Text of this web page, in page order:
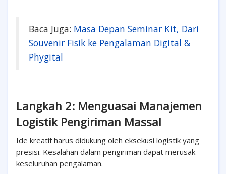
Baca Juga: Masa Depan Seminar Kit, Dari
Souvenir Fisik ke Pengalaman Digital &
Phygital
Langkah 2: Menguasai Manajemen
Logistik Pengiriman Massal
Ide kreatif harus didukung oleh eksekusi logistik yang
presisi. Kesalahan dalam pengiriman dapat merusak
keseluruhan pengalaman.